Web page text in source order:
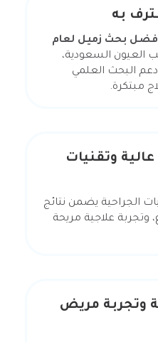
به
أفضل بحث زميل لعام
السعودية،
البحث العلمي
مبتكرة.
وتقنيات
الجراحية يضمن نتائج
وتجربة علاجية مريحة
وتجربة مريض